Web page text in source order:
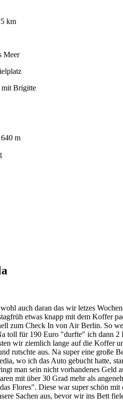
km
Meer
mit Brigitte
m
auch daran das wir letzes
etwas knapp mit dem Koffer
zum Check In von Air Berlin. So
toll für 190 Euro "durfte" ich dann
wir ziemlich lange auf die Koffer
rutschte aus. Na super eine
wo ich das Auto gebucht hatte,
man sein nicht vorhandenes
mit über 30 Grad mehr als
Flores". Diese war super schön
Sachen aus, bevor wir ins Bett